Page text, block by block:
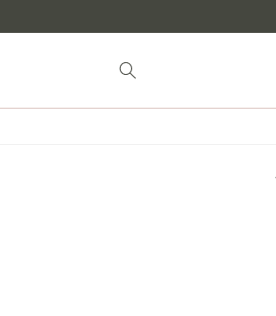
sisältöön